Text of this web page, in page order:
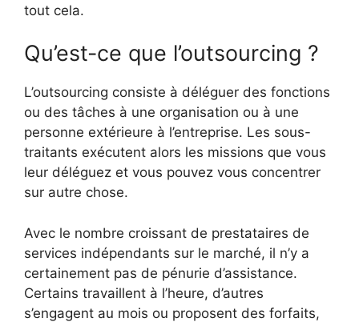
tout cela.
Qu’est-ce que l’outsourcing ?
L’outsourcing consiste à déléguer des fonctions
ou des tâches à une organisation ou à une
personne extérieure à l’entreprise. Les sous-
traitants exécutent alors les missions que vous
leur déléguez et vous pouvez vous concentrer
sur autre chose.
Avec le nombre croissant de prestataires de
services indépendants sur le marché, il n’y a
certainement pas de pénurie d’assistance.
Certains travaillent à l’heure, d’autres
s’engagent au mois ou proposent des forfaits,